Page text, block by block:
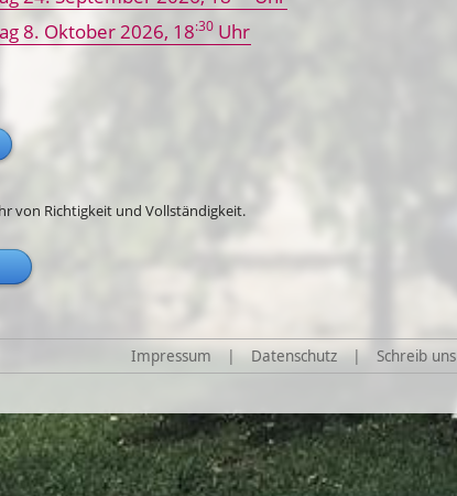
8. Oktober 2026, 18:30Uhr
von Richtigkeit und Vollständigkeit.
Impressum | Datenschutz | Schreib uns